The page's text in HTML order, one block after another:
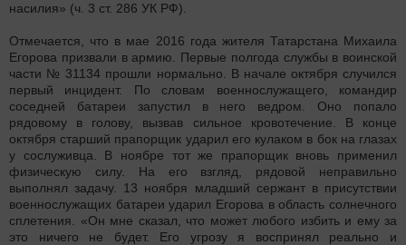
насилия» (ч. 3 ст. 286 УК РФ).
Отмечается, что в мае 2016 года жителя Татарстана Михаила
Егорова призвали в армию. Первые полгода службы в воинской
части № 31134 прошли нормально. В начале октября случился
первый инцидент. По словам военнослужащего, командир
соседней батареи запустил в него ведром. Оно попало
рядовому в голову, вызвав сильное кровотечение. В конце
октября старший прапорщик ударил его кулаком в бок на глазах
у сослуживца. В ноябре тот же прапорщик вновь применил
физическую силу. На его взгляд, рядовой неправильно
выполнял задачу. 13 ноября младший сержант в присутствии
военнослужащих батареи ударил Егорова в область солнечного
сплетения. «Он мне сказал, что может любого избить и ему за
это ничего не будет. Его угрозу я воспринял реально и